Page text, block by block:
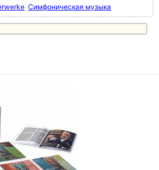
Симфоническая музыка